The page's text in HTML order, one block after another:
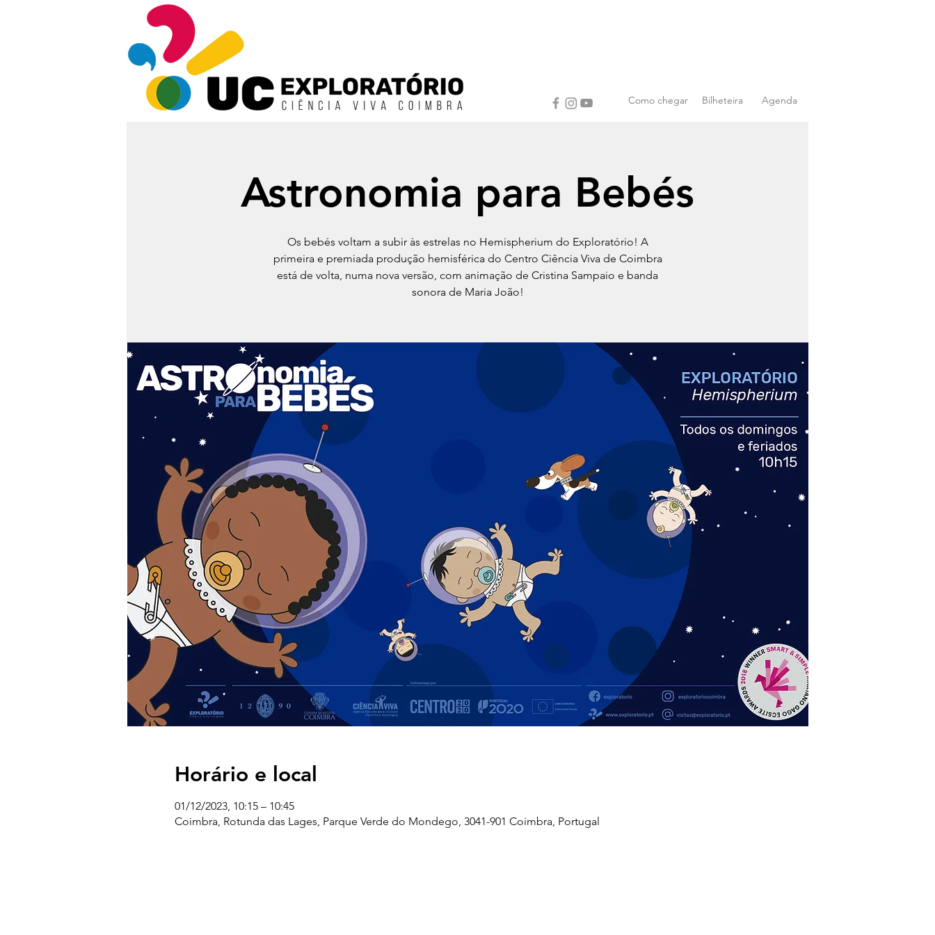
Como chegar Bilheteira Agenda
Astronomia para Bebés
Os bebés voltam a subir às estrelas no Hemispherium do Exploratório! A
primeira e premiada produção hemisférica do Centro Ciência Viva de Coimbra
está de volta, numa nova versão, com animação de Cristina Sampaio e banda
sonora de Maria João!
Horário e local
01/12/2023, 10:15 – 10:45
Coimbra, Rotunda das Lages, Parque Verde do Mondego, 3041-901 Coimbra, Portugal